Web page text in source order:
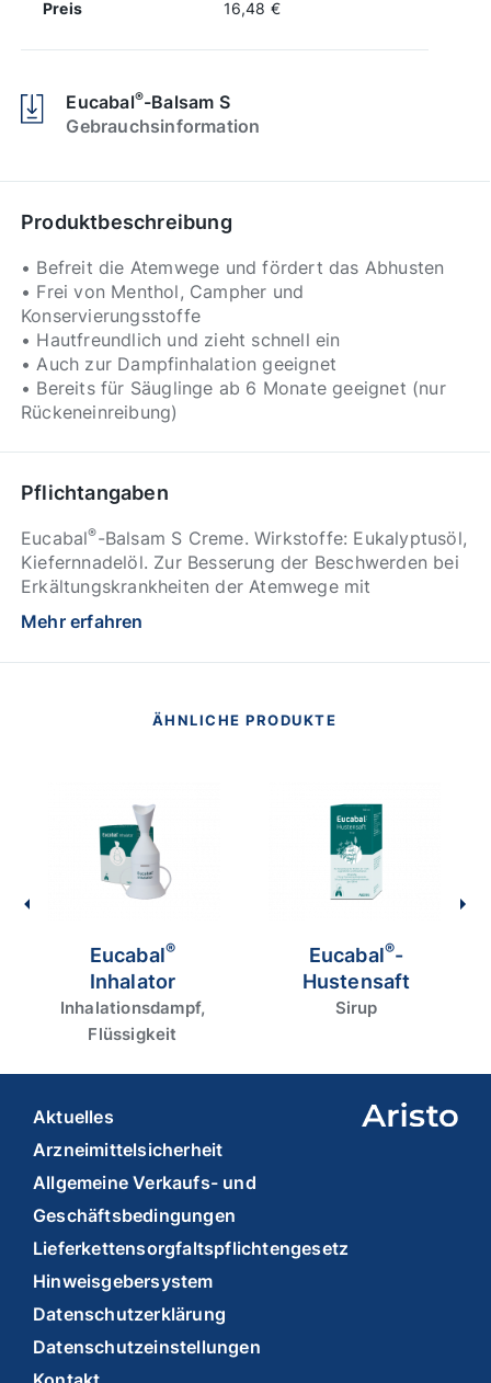
Preis 16,48 €
Eucabal®-Balsam S
Gebrauchsinformation
Produktbeschreibung
• Befreit die Atemwege und fördert das Abhusten
• Frei von Menthol, Campher und
Konservierungsstoffe
• Hautfreundlich und zieht schnell ein
• Auch zur Dampfinhalation geeignet
• Bereits für Säuglinge ab 6 Monate geeignet (nur
Rückeneinreibung)
Pflichtangaben
Eucabal®-Balsam S Creme. Wirkstoffe: Eukalyptusöl,
Kiefernnadelöl. Zur Besserung der Beschwerden bei
Erkältungskrankheiten der Atemwege mit
zähflüssigem Schleim. Enthält Cetylstearylalkohol.
Packungsbeilage beachten. Eucabal
g/10 g Eucalyptusöl, 5,0 g/10 g Kiefernnadelöl,
Inhalation. Wirkstoffe: Eucalyptusöl/Kiefernnadelöl.
Zur Inhalation zur Besserung der Beschwerden bei
Inhalation. Nicht zum Einnehmen! Packungsbeilage
beachten. Zu Risiken und Nebenwirkungen lesen Sie
die Packungsbeilage und fragen Sie Ihre Ärztin,
Ihren Arzt oder in Ihrer Apotheke.
Apothekenpflichtig. (Stand April 2024). Aristo
Mehr erfahren
ÄHNLICHE PRODUKTE
Eucabal®
Inhalator
Inhalationsdampf,
Flüssigkeit
Eucabal®-
Hustensaft
Sirup
Aktuelles
Arzneimittelsicherheit
Allgemeine Verkaufs- und
Geschäftsbedingungen
Lieferkettensorgfaltspflichtengesetz
Hinweisgebersystem
Datenschutzerklärung
Datenschutzeinstellungen